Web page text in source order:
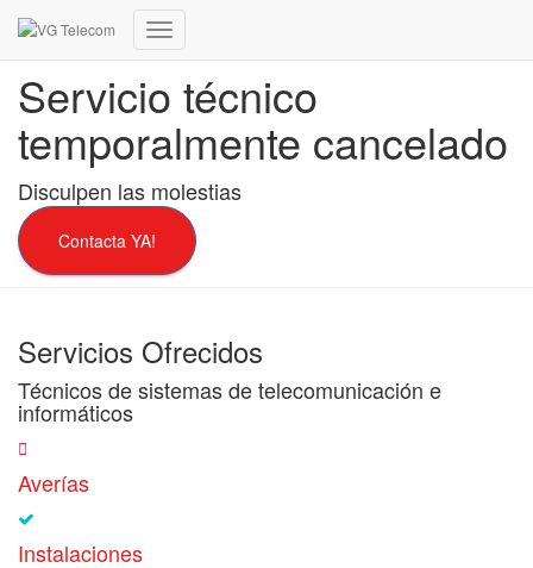
Cambiar
de
navegación
Servicio técnico
temporalmente cancelado
Disculpen las molestias
Contacta YA!
Servicios Ofrecidos
Técnicos de sistemas de telecomunicación e
informáticos
Averías
Instalaciones